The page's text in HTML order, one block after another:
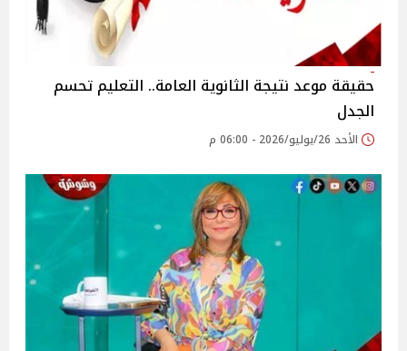
حقيقة موعد نتيجة الثانوية العامة.. التعليم تحسم
الجدل
الأحد 26/يوليو/2026 - 06:00 م